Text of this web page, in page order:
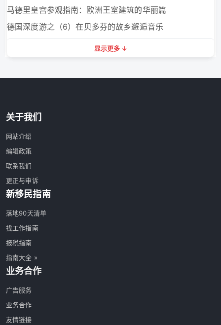
马德里皇宫参观指南：欧洲王室建筑的华丽篇
德国深度游之（6）在贝多芬的故乡邂逅音乐
显示更多
关于我们
网站介绍
编辑政策
联系我们
更正与申诉
新移民指南
落地90天清单
找工作指南
报税指南
指南大全 »
业务合作
广告服务
业务合作
友情链接